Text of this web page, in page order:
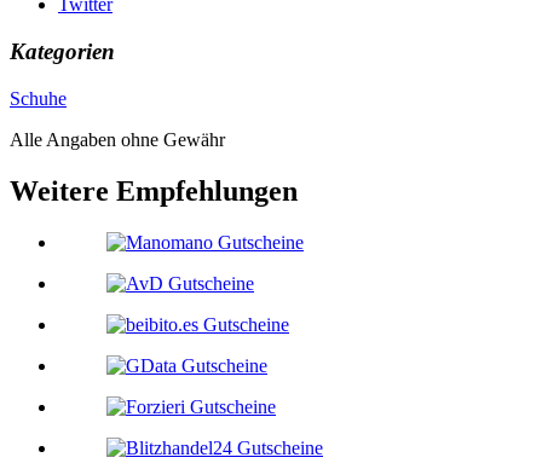
Twitter
Kategorien
Schuhe
Alle Angaben ohne Gewähr
Weitere Empfehlungen